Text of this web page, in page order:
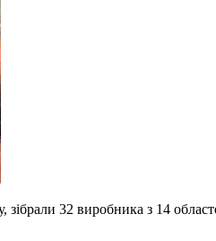
32 виробника з 14